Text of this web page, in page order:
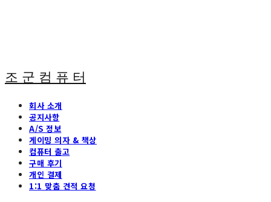
조 군 컴 퓨 터
회사 소개
공지사항
A/S 정보
게이밍 의자 & 책상
컴퓨터 출고
구매 후기
개인 결제
1:1 맞춤 견적 요청